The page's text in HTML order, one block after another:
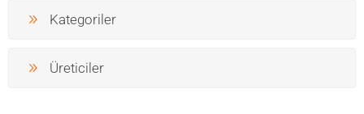
Kategoriler
Üreticiler